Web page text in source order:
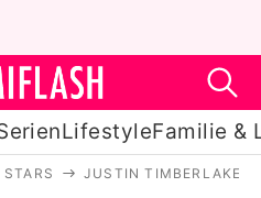
LifestyleFamilie &
JUSTIN TIMBERLAKE